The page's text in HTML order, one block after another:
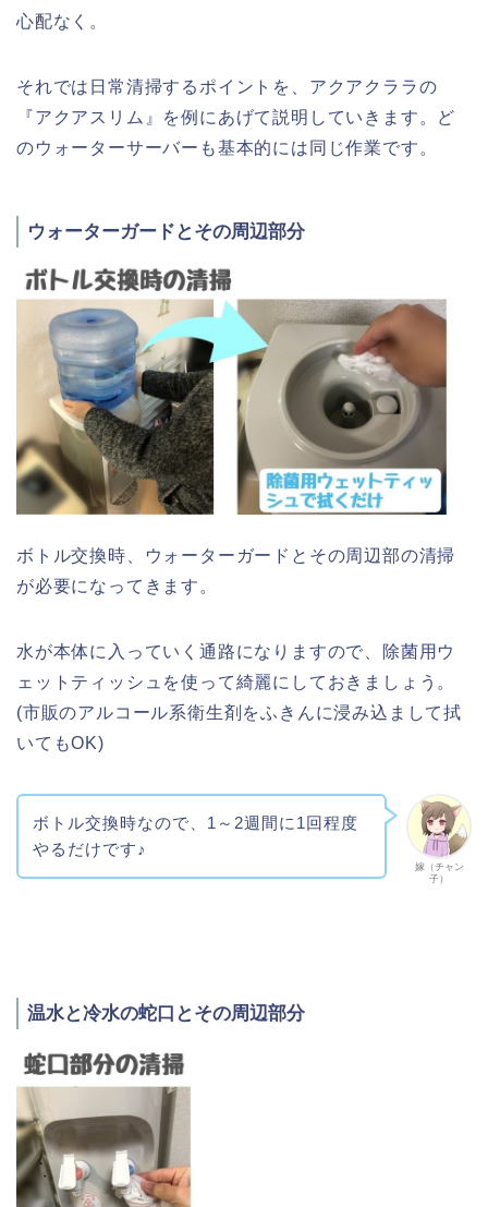
心配なく。
それでは日常清掃するポイントを、アクアクララの
『アクアスリム』を例にあげて説明していきます。ど
のウォーターサーバーも基本的には同じ作業です。
ウォーターガードとその周辺部分
ボトル交換時、ウォーターガードとその周辺部の清掃
が必要になってきます。
水が本体に入っていく通路になりますので、除菌用ウ
ェットティッシュを使って綺麗にしておきましょう。
(市販のアルコール系衛生剤をふきんに浸み込まして拭
いてもOK)
嫁（チャン
子）
ボトル交換時なので、1～2週間に1回程度
やるだけです♪
温水と冷水の蛇口とその周辺部分